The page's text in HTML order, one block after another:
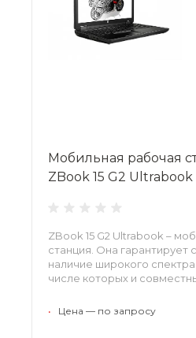
Мобильная рабочая
ZBook 15 G2 Ultrabook
ZBook 15 G2 Ultrabook –
станция. Она гарантирует
наличие широкого
числе которых и
• Цена — по запросу